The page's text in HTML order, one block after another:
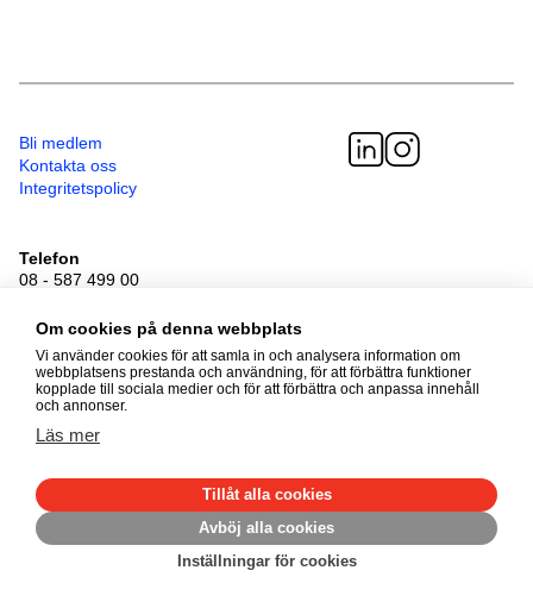
Bli medlem
Kontakta oss
Integritetspolicy
Telefon
08 - 587 499 00
Sveavägen 41
111 34 Stockholm
© 2026 Adoptionscentrum
Alla rättigheter förbehållna
Om cookies på denna webbplats
Vi använder cookies för att samla in och analysera information om
webbplatsens prestanda och användning, för att förbättra funktioner
kopplade till sociala medier och för att förbättra och anpassa innehåll
och annonser.
Läs mer
Tillåt alla cookies
Avböj alla cookies
Inställningar för cookies